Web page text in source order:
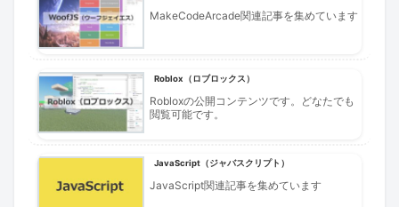
MakeCodeArcade関連記事を集めています
Roblox（ロブロックス）
Robloxの公開コンテンツです。どなたでも
閲覧可能です。
JavaScript（ジャバスクリプト）
JavaScript関連記事を集めています